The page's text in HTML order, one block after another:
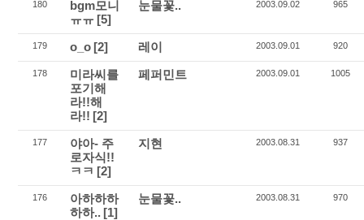
180
bgm모니
ㅠㅠ [5]
눈물꽃.. 2003.09.02 965
179 o_o [2] 레이 2003.09.01 920
178
미라씨를
포기해
라!!해
라!! [2]
페퍼민트 2003.09.01 1005
177
야아- 주
로자식!!
ㅋㅋ [2]
지현 2003.08.31 937
176
아하하하
하하.. [1]
눈물꽃.. 2003.08.31 970